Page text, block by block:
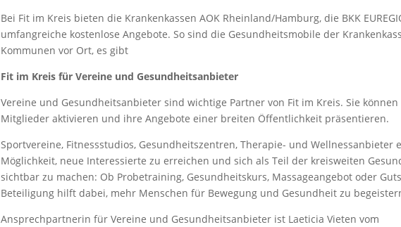
Bei Fit im Kreis bieten die Krankenkassen AOK Rheinland/Hamburg, die BKK
umfangreiche kostenlose Angebote. So sind die Gesundheitsmobile der
Kommunen vor Ort, es gibt
Fit im Kreis für Vereine und Gesundheitsanbieter
Vereine und Gesundheitsanbieter sind wichtige Partner von Fit im Kreis. Sie
Mitglieder aktivieren und ihre Angebote einer breiten Öffentlichkeit präsentieren.
Sportvereine, Fitnessstudios, Gesundheitszentren, Therapie- und Wellnessanbieter
Möglichkeit, neue Interessierte zu erreichen und sich als Teil der kreisweiten
sichtbar zu machen: Ob Probetraining, Gesundheitskurs, Massageangebot oder
Beteiligung hilft dabei, mehr Menschen für Bewegung und Gesundheit zu
Ansprechpartnerin für Vereine und Gesundheitsanbieter ist Laeticia Vieten vom